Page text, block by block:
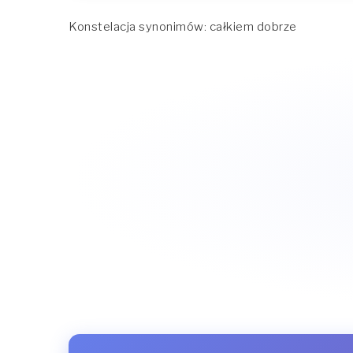
Konstelacja synonimów: całkiem dobrze